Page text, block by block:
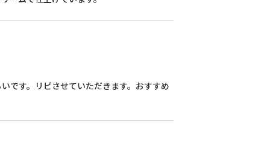
です。リピさせていただきます。おすすめ